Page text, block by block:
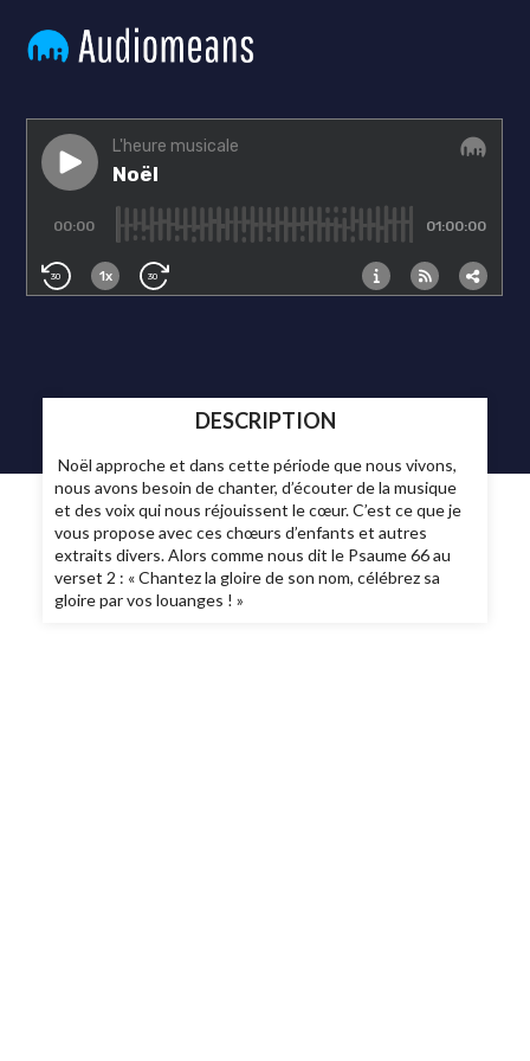
DESCRIPTION
Noël approche et dans cette période que nous vivons,
nous avons besoin de chanter, d’écouter de la musique
et des voix qui nous réjouissent le cœur. C’est ce que je
vous propose avec ces chœurs d’enfants et autres
extraits divers. Alors comme nous dit le Psaume 66 au
verset 2 : « Chantez la gloire de son nom, célébrez sa
gloire par vos louanges ! »